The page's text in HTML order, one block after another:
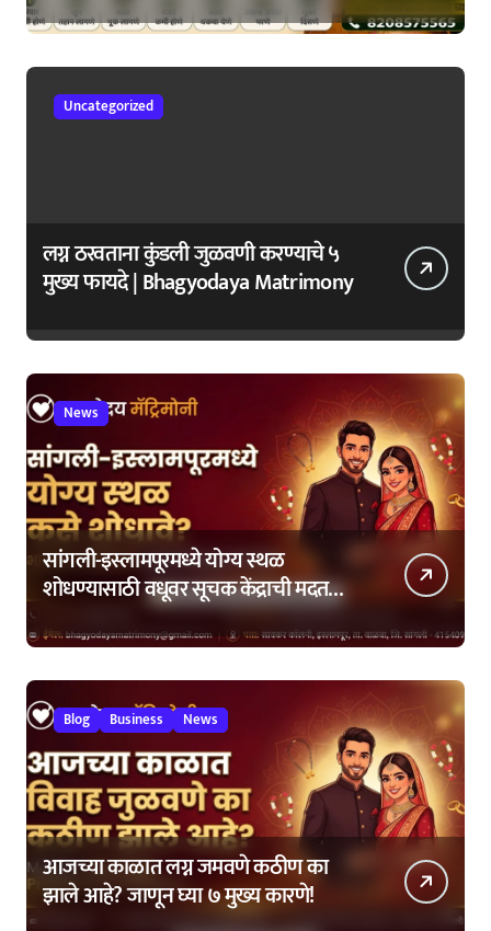
जपा
Uncategorized
लग्न ठरवताना कुंडली जुळवणी करण्याचे ५
मुख्य फायदे | Bhagyodaya Matrimony
News
सांगली-इस्लामपूरमध्ये योग्य स्थळ
शोधण्यासाठी वधूवर सूचक केंद्राची मदत
Blog Business News
आजच्या काळात लग्न जमवणे कठीण का
झाले आहे? जाणून घ्या ७ मुख्य कारणे!